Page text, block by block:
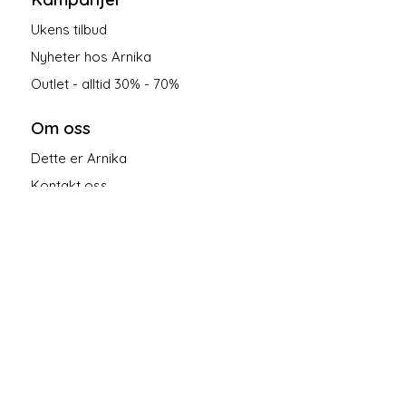
Ukens tilbud
Nyheter hos Arnika
Outlet - alltid 30% - 70%
Om oss
Dette er Arnika
Kontakt oss